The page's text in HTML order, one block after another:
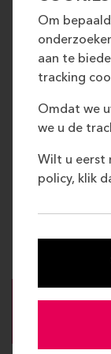
Deze SaP-
inschrijving
Docenten: Teun
Meld je
Inloggen
Om
aan te
tracking
Omdat we
we u de
Wilt u eerst
policy, klik